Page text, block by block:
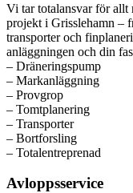
Vi tar totalansvar för allt
projekt i Grisslehamn –
transporter och
anläggningen och din
– Dräneringspump
– Markanläggning
– Provgrop
– Tomtplanering
– Transporter
– Bortforsling
– Totalentreprenad
Avloppsservice